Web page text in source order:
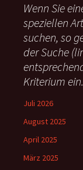
n
n
a
c
:
Wenn Sie
speziellen
suchen, so
der Suche
Kriterium ein.
Juli 2026
August 2025
April 2025
März 2025